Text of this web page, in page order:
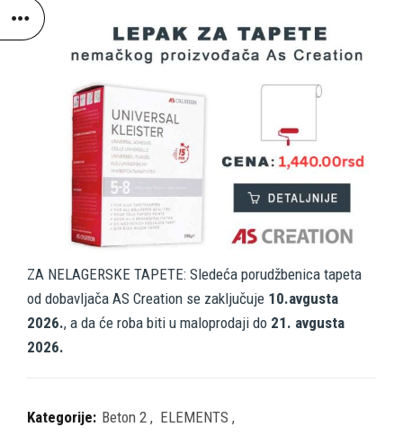
ZA NELAGERSKE TAPETE: Sledeća porudžbenica tapeta
od dobavljača AS Creation se zaključuje 10.avgusta
2026., a da će roba biti u maloprodaji do 21. avgusta
2026.
Kategorije: Beton 2 , ELEMENTS ,